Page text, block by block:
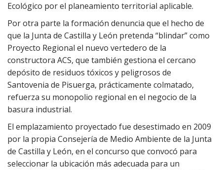
Ecológico por el planeamiento territorial aplicable.
Por otra parte la formación denuncia que el hecho de
que la Junta de Castilla y León pretenda “blindar” como
Proyecto Regional el nuevo vertedero de la
constructora ACS, que también gestiona el cercano
depósito de residuos tóxicos y peligrosos de
Santovenia de Pisuerga, prácticamente colmatado,
refuerza su monopolio regional en el negocio de la
basura industrial.
El emplazamiento proyectado fue desestimado en 2009
por la propia Consejería de Medio Ambiente de la Junta
de Castilla y León, en el concurso que convocó para
seleccionar la ubicación más adecuada para un